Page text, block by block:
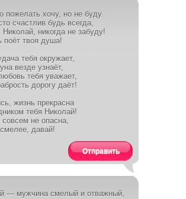
пожелать хочу, но не буду.
счастлив будь всегда,
никогда не забуду!
поёт твоя душа!
тебя окружает,
везде узнаёт,
тебя уважает,
дорогу даёт!
жизнь прекрасна
тебя Николай!
не опасна,
давай!
Отправить
— мужчина смелый и отважный,